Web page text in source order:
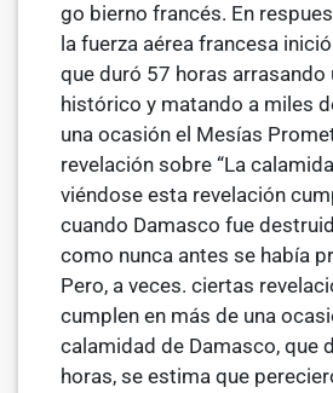
go­ bierno francés. En
la fuerza aérea francesa
que duró 57 horas arrasando
histórico y matando a miles
una ocasión el Mesías
revelación sobre “La
viéndose esta revelación
cuando Damasco fue
como nunca antes se había
Pero, a veces. ciertas
cumplen en más de una
calamidad de Damasco, que
horas, se estima que